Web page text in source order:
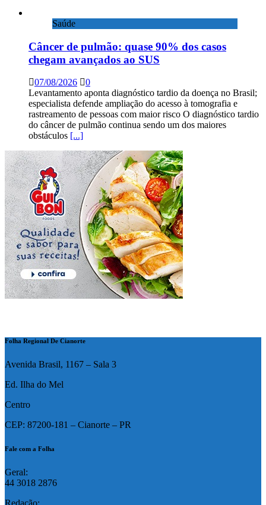
Saúde
Câncer de pulmão: quase 90% dos casos
chegam avançados ao SUS
07/08/2026
0
Levantamento aponta diagnóstico tardio da doença no Brasil;
especialista defende ampliação do acesso à tomografia e
rastreamento de pessoas com maior risco O diagnóstico tardio
do câncer de pulmão continua sendo um dos maiores
obstáculos [...]
Folha Regional De Cianorte
Avenida Brasil, 1167 – Sala 3
Ed. Ilha do Mel
Centro
CEP: 87200-181 – Cianorte – PR
Fale com a Folha
Geral:
44 3018 2876